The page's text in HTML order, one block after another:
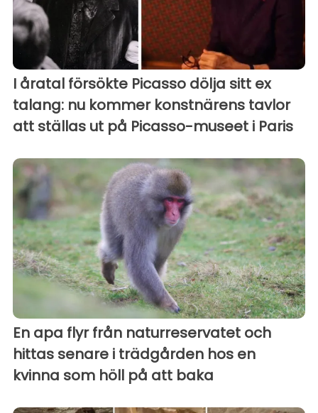
I åratal försökte Picasso dölja sitt ex
talang: nu kommer konstnärens tavlor
att ställas ut på Picasso-museet i Paris
En apa flyr från naturreservatet och
hittas senare i trädgården hos en
kvinna som höll på att baka